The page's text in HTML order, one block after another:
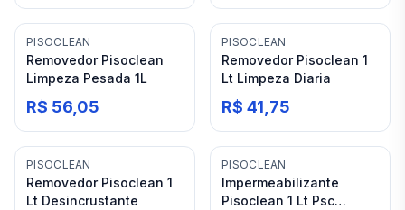
Pisoclean 100g
PISOCLEAN
Removedor Pisoclean
Limpeza Pesada 1L
R$ 56,05
PISOCLEAN
Removedor Pisoclean 1
Lt Limpeza Diaria
R$ 41,75
PISOCLEAN
Removedor Pisoclean 1
Lt Desincrustante
PISOCLEAN
Impermeabilizante
Pisoclean 1 Lt Psc